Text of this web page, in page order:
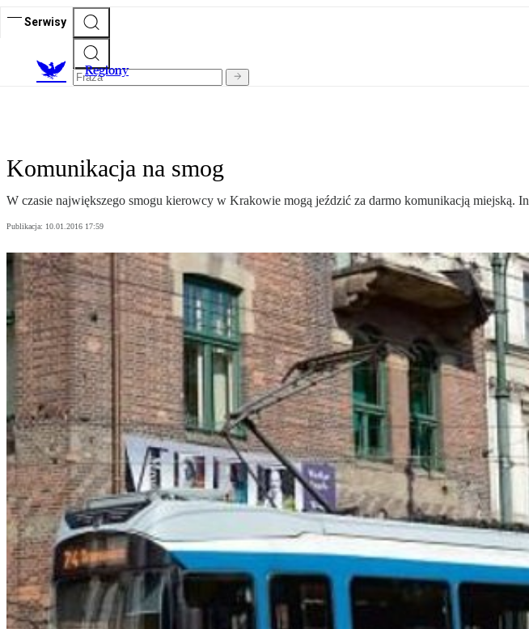
Serwisy
Regiony
Komunikacja na smog
W czasie największego smogu kierowcy w Krakowie mogą jeździć za darmo komunikacją miejską.
Publikacja: 10.01.2016 17:59